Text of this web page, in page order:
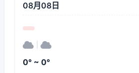
08月08日
0° ~ 0°